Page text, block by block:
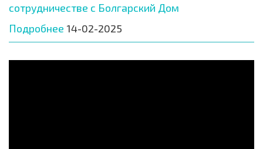
сотрудничестве с Болгарский Дом
Подробнее 14-02-2025